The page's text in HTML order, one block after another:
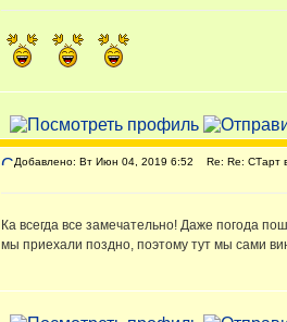
Добавлено: Вт Июн 04, 2019 6:52 Re: Re: СТарт
Ка всегда все замечательно! Даже погода
мы приехали поздно, поэтому тут мы сами